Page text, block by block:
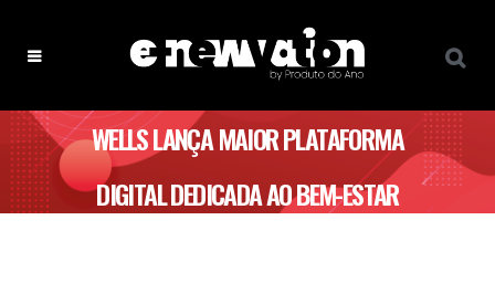
WELLS LANÇA MAIOR PLATAFORMA
DIGITAL DEDICADA AO BEM-ESTAR